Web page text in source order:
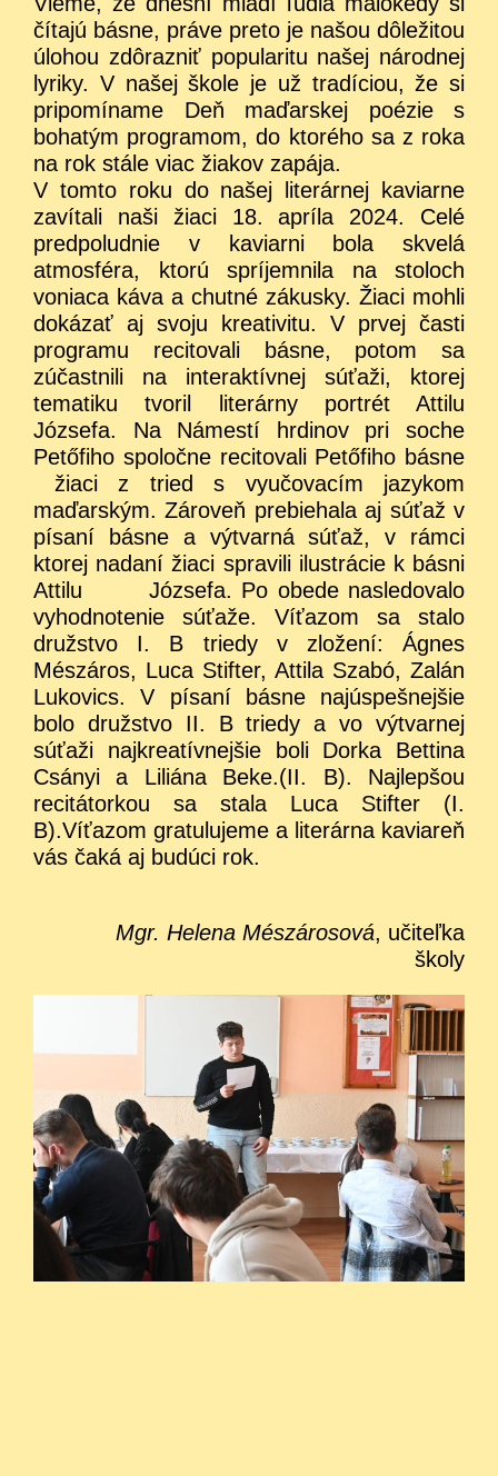
čítajú básne, práve preto je našou dôležitou
úlohou zdôrazniť popularitu našej národnej
lyriky. V našej škole je už tradíciou, že si
pripomíname Deň maďarskej poézie s
bohatým programom, do ktorého sa z roka
na rok stále viac žiakov zapája.
V tomto roku do našej literárnej kaviarne
zavítali naši žiaci 18. apríla 2024. Celé
predpoludnie v kaviarni bola skvelá
atmosféra, ktorú spríjemnila na stoloch
voniaca káva a chutné zákusky. Žiaci mohli
dokázať aj svoju kreativitu. V prvej časti
programu recitovali básne, potom sa
zúčastnili na interaktívnej súťaži, ktorej
tematiku tvoril literárny portrét Attilu
Józsefa. Na Námestí hrdinov pri soche
Petőfiho spoločne recitovali Petőfiho básne
žiaci z tried s vyučovacím jazykom
maďarským. Zároveň prebiehala aj súťaž v
písaní básne a výtvarná súťaž, v rámci
ktorej nadaní žiaci spravili ilustrácie k básni
Attilu Józsefa. Po obede nasledovalo
vyhodnotenie súťaže. Víťazom sa stalo
družstvo I. B triedy v zložení: Ágnes
Mészáros, Luca Stifter, Attila Szabó, Zalán
Lukovics. V písaní básne najúspešnejšie
bolo družstvo II. B triedy a vo výtvarnej
súťaži najkreatívnejšie boli Dorka Bettina
Csányi a Liliána Beke.(II. B). Najlepšou
recitátorkou sa stala Luca Stifter (I.
B).Víťazom gratulujeme a literárna kaviareň
vás čaká aj budúci rok.
Mgr. Helena Mészárosová, učiteľka
školy